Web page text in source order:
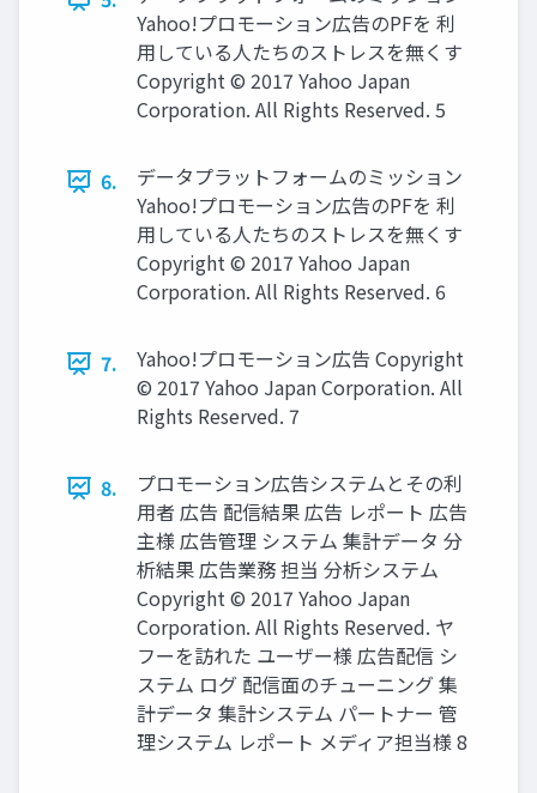
Yahoo!プロモーション広告のPFを 利
用している人たちのストレスを無くす
Copyright © 2017 Yahoo Japan
Corporation. All Rights Reserved. 5
6.
データプラットフォームのミッション
Yahoo!プロモーション広告のPFを 利
用している人たちのストレスを無くす
Copyright © 2017 Yahoo Japan
Corporation. All Rights Reserved. 6
7.
Yahoo!プロモーション広告 Copyright
© 2017 Yahoo Japan Corporation. All
Rights Reserved. 7
8.
プロモーション広告システムとその利
用者 広告 配信結果 広告 レポート 広告
主様 広告管理 システム 集計データ 分
析結果 広告業務 担当 分析システム
Copyright © 2017 Yahoo Japan
Corporation. All Rights Reserved. ヤ
フーを訪れた ユーザー様 広告配信 シ
ステム ログ 配信面のチューニング 集
計データ 集計システム パートナー 管
理システム レポート メディア担当様 8